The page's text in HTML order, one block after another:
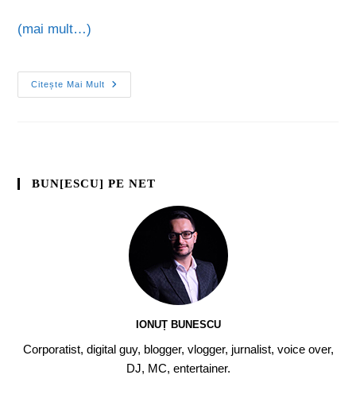
(mai mult…)
Citește Mai Mult
BUN[ESCU] PE NET
IONUȚ BUNESCU
Corporatist, digital guy, blogger, vlogger, jurnalist, voice over,
DJ, MC, entertainer.